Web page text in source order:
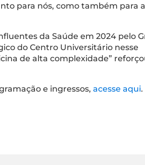
para nós, como também para
da Saúde em 2024 pelo
do Centro Universitário nesse
de alta complexidade”
e ingressos, acesse aqui.